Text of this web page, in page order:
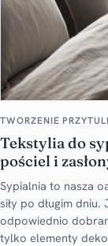
TWORZENIE
Tekstylia do
pościel i
Sypialnia to nasza
siły po długim
odpowiednio
tylko elementy